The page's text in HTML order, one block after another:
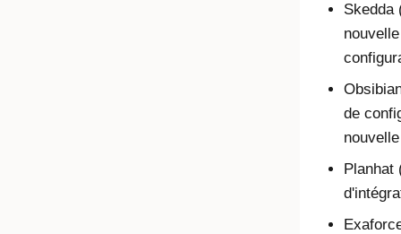
Skedda
de
Planhat